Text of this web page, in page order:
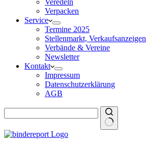
Veredeln
Verpacken
Service
Termine 2025
Stellenmarkt, Verkaufsanzeigen
Verbände & Vereine
Newsletter
Kontakt
Impressum
Datenschutzerklärung
AGB